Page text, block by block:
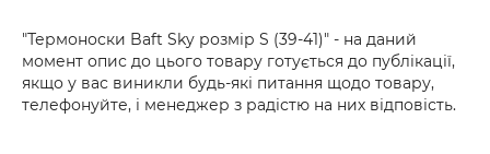
"Термоноски Baft Sky розмір S (39-41)" - на даний
момент опис до цього товару готується до публікації,
якщо у вас виникли будь-які питання щодо товару,
телефонуйте, і менеджер з радістю на них відповість.